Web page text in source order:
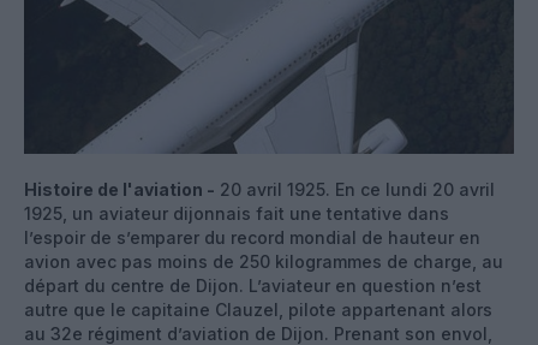
Histoire de l'aviation - 20 avril 1925. En ce lundi 20 avril
1925, un aviateur dijonnais fait une tentative dans
l’espoir de s’emparer du record mondial de hauteur en
avion avec pas moins de 250 kilogrammes de charge, au
départ du centre de Dijon. L’aviateur en question n’est
autre que le capitaine Clauzel, pilote appartenant alors
au 32e régiment d’aviation de Dijon. Prenant son envol,